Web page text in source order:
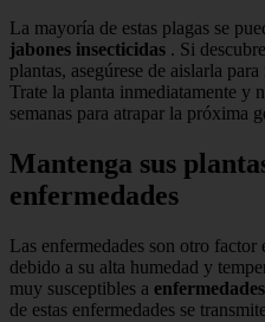
La mayoría de estas plagas se
jabones insecticidas . Si
plantas, asegúrese de aislarla
Trate la planta inmediatamente y
semanas para atrapar la próxima
Mantenga sus
enfermedades
Las enfermedades son otro factor
debido a su alta humedad y
muy susceptibles a
de estas enfermedades se